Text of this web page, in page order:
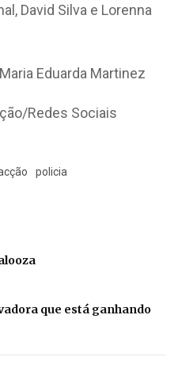
David Silva e Lorenna
Eduarda Martinez
Redes Sociais
policia
que está ganhando